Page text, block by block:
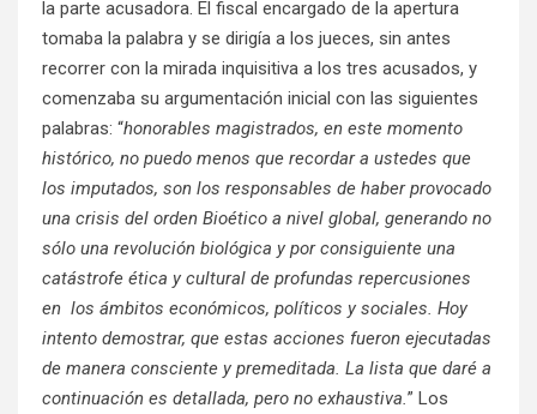
la parte acusadora. El fiscal encargado de la apertura
tomaba la palabra y se dirigía a los jueces, sin antes
recorrer con la mirada inquisitiva a los tres acusados, y
comenzaba su argumentación inicial con las siguientes
palabras: “honorables magistrados, en este momento
histórico, no puedo menos que recordar a ustedes que
los imputados, son los responsables de haber provocado
una crisis del orden Bioético a nivel global, generando no
sólo una revolución biológica y por consiguiente una
catástrofe ética y cultural de profundas repercusiones
en los ámbitos económicos, políticos y sociales. Hoy
intento demostrar, que estas acciones fueron ejecutadas
de manera consciente y premeditada. La lista que daré a
continuación es detallada, pero no exhaustiva.” Los